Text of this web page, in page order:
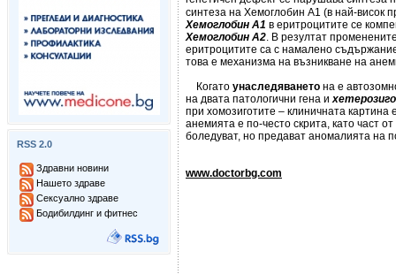
RSS 2.0
Здравни новини
Нашето здраве
Сексуално здраве
Бодибилдинг и фитнес
синтеза на Хемоглобин А1 (в най-висок
Хемоглобин А1 в еритроцитите се
Хемоглобин А2. В резултат
еритроцитите са с намалено
това е механизма на възникване на
Когато унаследяването на е
на двата патологични гена и
при хомозиготите – клиничната
анемията е по-често скрита, като част
боледуват, но предават аномалията на
www.doctorbg.com